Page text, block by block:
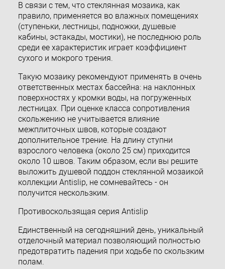
В связи с тем, что стеклянная мозаика, как
правило, применяется во влажных помещениях
(ступеньки, лестницы, подножки, душевые
кабины, эстакады, мостики), не последнюю роль
среди ее характеристик играет коэффициент
сухого и мокрого трения.
Такую мозаику рекомендуют применять в очень
ответственных местах бассейна: на наклонных
поверхностях у кромки воды, на погруженных
лестницах. При оценке класса сопротивления
скольжению не учитывается влияние
межплиточных швов, которые создают
дополнительное трение. На длину ступни
взрослого человека (около 25 см) приходится
около 10 швов. Таким образом, если вы решите
выложить душевой поддон стеклянной мозаикой
коллекции Antislip, не сомневайтесь - он
получится нескользким.
Противоскользящая серия Antislip
Единственный на сегодняшний день, уникальный
отделочный материал позволяющий полностью
предотвратить падения при ходьбе по скользким
полам.